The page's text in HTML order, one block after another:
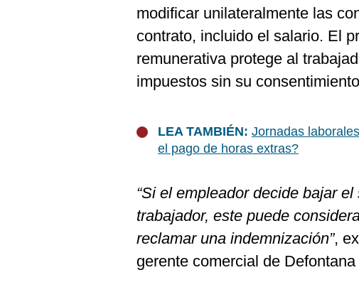
modificar unilateralmente las
contrato, incluido el salario. El
remunerativa protege al
impuestos sin su
LEA TAMBIÉN: Jornadas
el pago de horas extras?
“Si el empleador decide bajar
trabajador, este puede
reclamar una indemnización”,
gerente comercial de Defontana